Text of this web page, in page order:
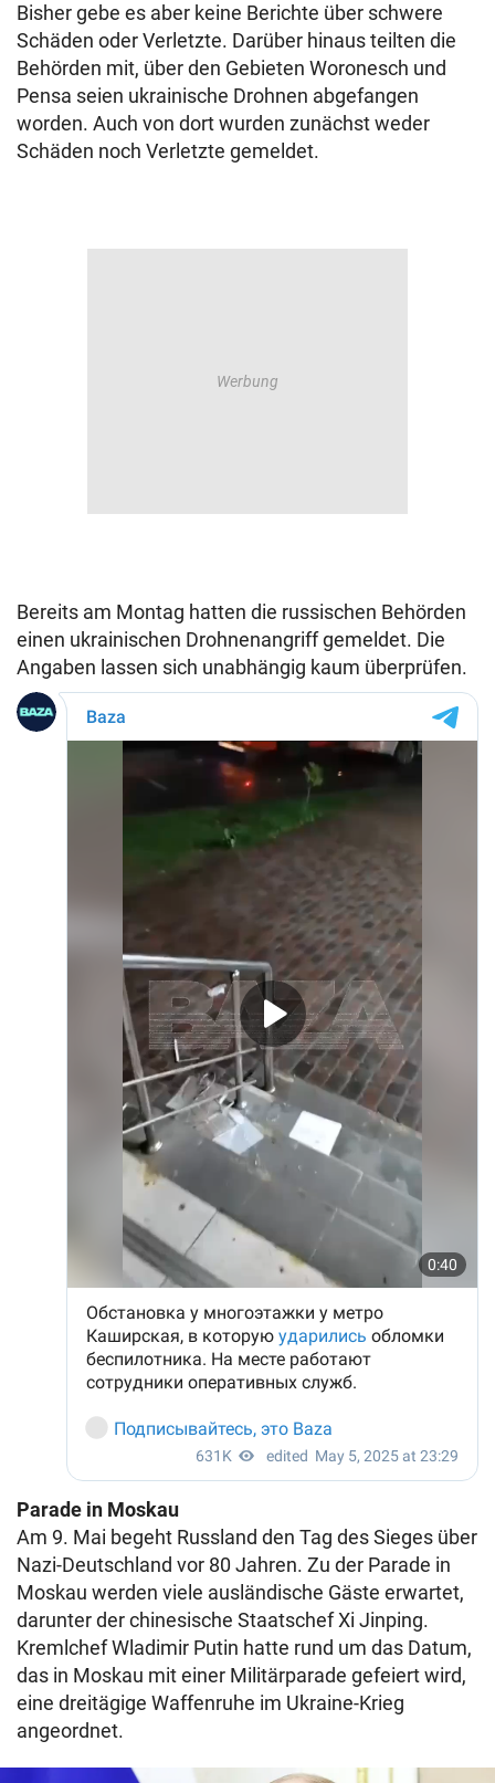
Bisher gebe es aber keine Berichte über schwere
Schäden oder Verletzte. Darüber hinaus teilten die
Behörden mit, über den Gebieten Woronesch und
Pensa seien ukrainische Drohnen abgefangen
worden. Auch von dort wurden zunächst weder
Schäden noch Verletzte gemeldet.
Bereits am Montag hatten die russischen Behörden
einen ukrainischen Drohnenangriff gemeldet. Die
Angaben lassen sich unabhängig kaum überprüfen.
Parade in Moskau
Am 9. Mai begeht Russland den Tag des Sieges über
Nazi-Deutschland vor 80 Jahren. Zu der Parade in
Moskau werden viele ausländische Gäste erwartet,
darunter der chinesische Staatschef Xi Jinping.
Kremlchef Wladimir Putin hatte rund um das Datum,
das in Moskau mit einer Militärparade gefeiert wird,
eine dreitägige Waffenruhe im Ukraine-Krieg
angeordnet.